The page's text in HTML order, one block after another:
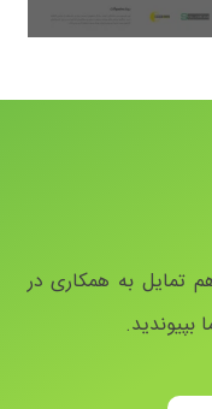
تمایل به همکاری در
بپیوندید.